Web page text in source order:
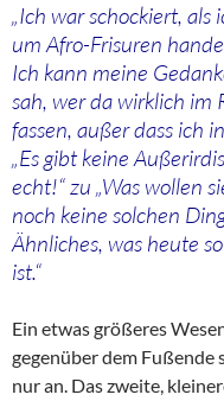
„Ich war schockiert, als
um Afro-Frisuren
Ich kann meine
sah, wer da wirklich im
fassen, außer dass ich
„Es gibt keine
echt!“ zu „Was wollen
noch keine solchen
Ähnliches, was heute
ist.“
Ein etwas größeres
gegenüber dem Fußende
nur an. Das zweite,